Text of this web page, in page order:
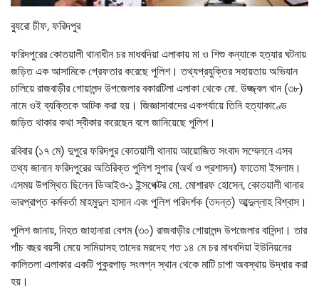
ব্যুরো চীফ, ফরিদপুর
ফরিদপুরের কোতয়ালী থানাধীন চর মাধবদিয়া এলাকায় মা ও শিশু কন্যাকে হত্যার ঘটনায়
জড়িত এক আসামিকে গ্রেফতার করেছে পুলিশ। তথ্যপ্রযুক্তির সহায়তায় অভিযান
চালিয়ে রাজবাড়ীর গোয়ালন্দ উপজেলার বকারটিলা এলাকা থেকে মো. উজ্জ্বল খান (৩৮)
নামে ওই ব্যক্তিকে আটক করা হয়। জিজ্ঞাসাবাদের একপর্যায়ে তিনি হত্যাকাণ্ডে
জড়িত থাকার কথা স্বীকার করেছেন বলে জানিয়েছে পুলিশ।
রবিবার (১৭ মে) দুপুরে ফরিদপুর কোতয়ালী থানায় আয়োজিত সংবাদ সম্মেলনে এসব
তথ্য জানান ফরিদপুরের অতিরিক্ত পুলিশ সুপার (অর্থ ও প্রশাসন) ফাতেমা ইসলাম।
এসময় উপস্থিত ছিলেন ডিআইও-১ ইন্সপেক্টর মো. মোশারফ হোসেন, কোতয়ালী থানার
ভারপ্রাপ্ত কর্মকর্তা মাহমুদুল হাসান এবং পুলিশ পরিদর্শক (তদন্ত) আব্দুল্লাহ বিশ্বাস।
পুলিশ জানায়, নিহত জাহানারা বেগম (৩০) রাজবাড়ীর গোয়ালন্দ উপজেলার বাসিন্দা। তার
পাঁচ বছর বয়সী মেয়ে সামিয়াসহ তাদের মরদেহ গত ১৪ মে চর মাধবদিয়া ইউনিয়নের
কালিতলা এলাকার একটি পুকুরপাড় সংলগ্ন স্থান থেকে মাটি চাপা অবস্থায় উদ্ধার করা
হয়।